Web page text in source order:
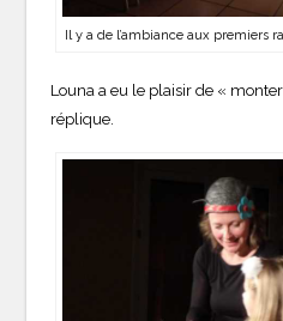
Il y a de l’ambiance aux premiers
Louna a eu le plaisir de «
réplique.